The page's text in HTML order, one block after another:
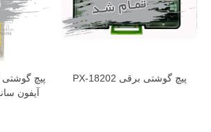
پیچ گوشتی برقی PX-18202